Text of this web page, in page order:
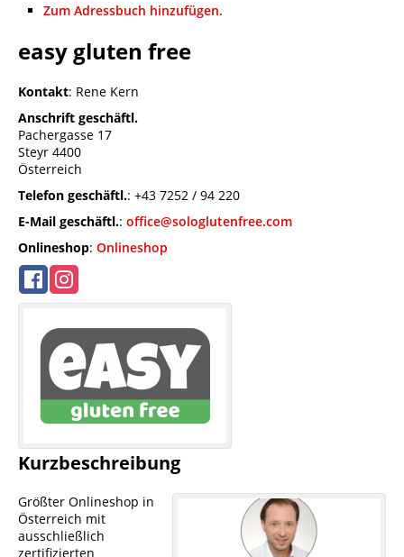
Zum Adressbuch hinzufügen.
easy gluten free
Kontakt: Rene Kern
Anschrift geschäftl.
Pachergasse 17
Steyr 4400
Österreich
Telefon geschäftl.: +43 7252 / 94 220
E-Mail geschäftl.: office@sologlutenfree.com
Onlineshop: Onlineshop
Kurzbeschreibung
Größter Onlineshop in
Österreich mit
ausschließlich
zertifizierten